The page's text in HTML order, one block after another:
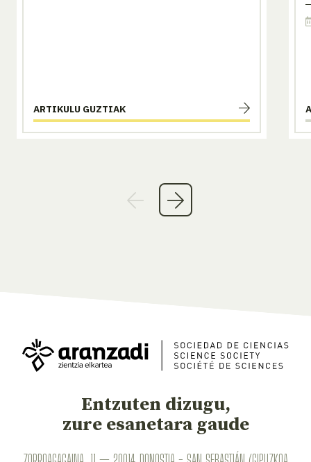
ARTIKULU GUZTIAK
Entzuten dizugu,
zure esanetara gaude